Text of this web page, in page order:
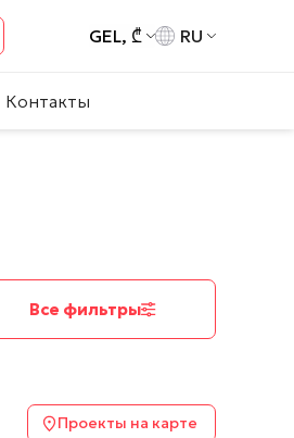
GEL, ₾ RU
Контакты
Все фильтры
Проекты на карте